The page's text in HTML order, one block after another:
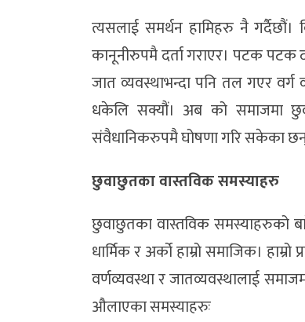
त्यसलाई समर्थन हामिहरु नै
कानूनीरुपमै दर्ता गराएर। पटक पटक
जात व्यवस्थाभन्दा पनि तल गएर
धकेलि सक्यौं। अब को समाजमा
संवैधानिकरुपमै घोषणा गरि सकेका
छुवाछुतका वास्तविक समस्याहरु
छुवाछुतका वास्तविक समस्याहरुको
धार्मिक र अर्को हाम्रो समाजिक।
वर्णव्यवस्था र जातव्यवस्थालाई
औलाएका समस्याहरुः